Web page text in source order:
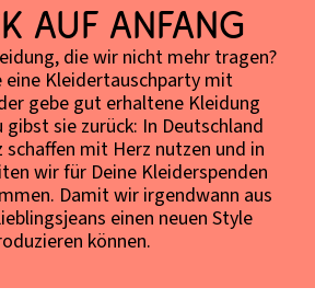
auf Anfang
die wir nicht mehr tragen?
eine Kleidertauschparty mit
gebe gut erhaltene Kleidung
gibst sie zurück: In Deutschland
schaffen mit Herz nutzen und in
wir für Deine Kleiderspenden
Damit wir irgendwann aus
einen neuen Style
können.